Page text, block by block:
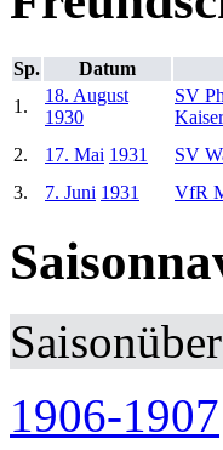
Sp. Datum
1.
18. August
1930
SV
2. 17. Mai 1931 SV
3.
7. Juni 1931 VfR
1906-1907